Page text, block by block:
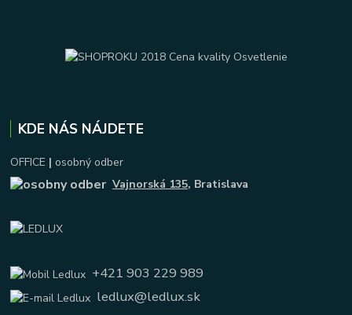
KDE NÁS NÁJDETE
OFFICE | osobný odber
Vajnorská 135, Bratislava
+421 903 229 989
ledlux@ledlux.sk